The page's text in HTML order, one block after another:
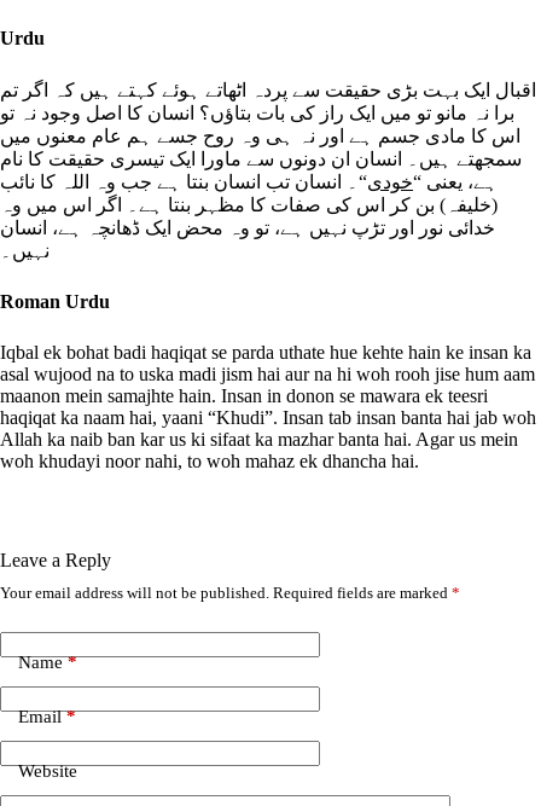
Urdu
اقبال ایک بہت بڑی حقیقت سے پردہ اٹھاتے ہوئے کہتے ہیں کہ اگر تم
برا نہ مانو تو میں ایک راز کی بات بتاؤں؟ انسان کا اصل وجود نہ تو
اس کا مادی جسم ہے اور نہ ہی وہ روح جسے ہم عام معنوں میں
سمجھتے ہیں۔ انسان ان دونوں سے ماورا ایک تیسری حقیقت کا نام
ہے، یعنی “خودی“۔ انسان تب انسان بنتا ہے جب وہ اللہ کا نائب
(خلیفہ) بن کر اس کی صفات کا مظہر بنتا ہے۔ اگر اس میں وہ
خدائی نور اور تڑپ نہیں ہے، تو وہ محض ایک ڈھانچہ ہے، انسان
نہیں۔
Roman Urdu
Iqbal ek bohat badi haqiqat se parda uthate hue kehte hain ke insan ka
asal wujood na to uska madi jism hai aur na hi woh rooh jise hum aam
maanon mein samajhte hain. Insan in donon se mawara ek teesri
haqiqat ka naam hai, yaani “Khudi”. Insan tab insan banta hai jab woh
Allah ka naib ban kar us ki sifaat ka mazhar banta hai. Agar us mein
woh khudayi noor nahi, to woh mahaz ek dhancha hai.
Leave a Reply
Your email address will not be published. Required fields are marked *
Name*
Email*
Website
A
t
e
t
i